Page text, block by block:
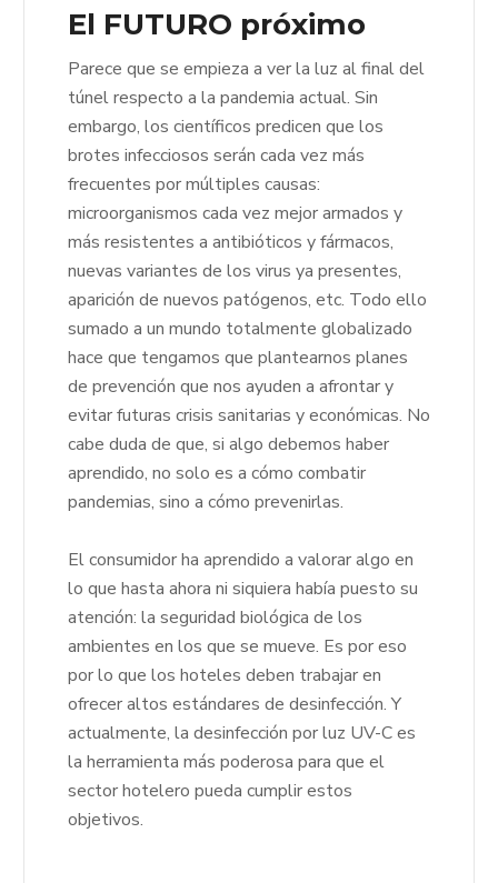
El FUTURO próximo
Parece que se empieza a ver la luz al final del
túnel respecto a la pandemia actual. Sin
embargo, los científicos predicen que los
brotes infecciosos serán cada vez más
frecuentes por múltiples causas:
microorganismos cada vez mejor armados y
más resistentes a antibióticos y fármacos,
nuevas variantes de los virus ya presentes,
aparición de nuevos patógenos, etc. Todo ello
sumado a un mundo totalmente globalizado
hace que tengamos que plantearnos planes
de prevención que nos ayuden a afrontar y
evitar futuras crisis sanitarias y económicas. No
cabe duda de que, si algo debemos haber
aprendido, no solo es a cómo combatir
pandemias, sino a cómo prevenirlas.
El consumidor ha aprendido a valorar algo en
lo que hasta ahora ni siquiera había puesto su
atención: la seguridad biológica de los
ambientes en los que se mueve. Es por eso
por lo que los hoteles deben trabajar en
ofrecer altos estándares de desinfección. Y
actualmente, la desinfección por luz UV-C es
la herramienta más poderosa para que el
sector hotelero pueda cumplir estos
objetivos.